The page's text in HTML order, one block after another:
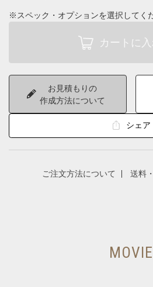
※スペック・オプションを選択してく
お見積もりの
作成方法について
シェア
ご注文方法について 送料
MOVIE